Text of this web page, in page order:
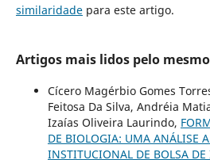
similaridadepara este artigo.
Artigos mais lidos pelo
Cícero Magérbio Gomes
Feitosa Da Silva, Andréia
Izaías Oliveira Laurindo,
DE BIOLOGIA: UMA ANÁLISE
INSTITUCIONAL DE BOLSA